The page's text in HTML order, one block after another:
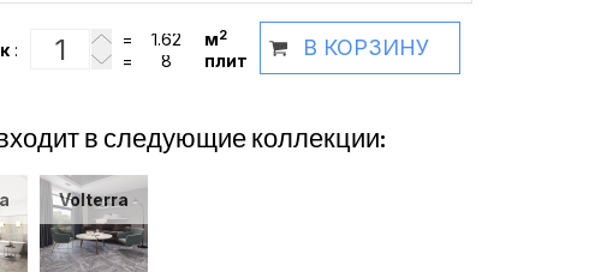
:
= м2
= плит
В КОРЗИНУ
в следующие коллекции:
Volterra